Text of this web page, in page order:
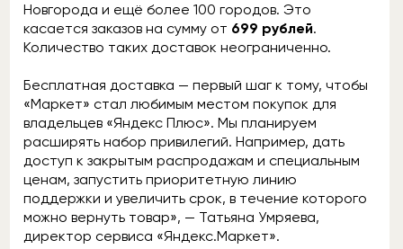
Новгорода и ещё более 100 городов. Это
касается заказов на сумму от 699 рублей.
Количество таких доставок неограниченно.
Бесплатная доставка — первый шаг к тому, чтобы
«Маркет» стал любимым местом покупок для
владельцев «Яндекс Плюс». Мы планируем
расширять набор привилегий. Например, дать
доступ к закрытым распродажам и специальным
ценам, запустить приоритетную линию
поддержки и увеличить срок, в течение которого
можно вернуть товар», — Татьяна Умряева,
директор сервиса «Яндекс.Маркет».